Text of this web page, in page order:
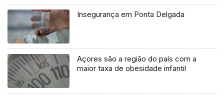
Insegurança em Ponta Delgada
Açores são a região do país com a
maior taxa de obesidade infantil